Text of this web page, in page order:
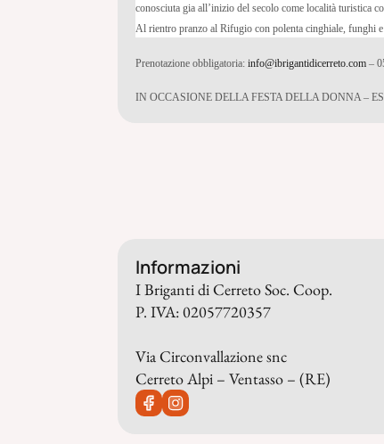
conosciuta gia all’inizio del secolo come località turistica
Al rientro pranzo al Rifugio con polenta cinghiale, funghi
Prenotazione obbligatoria: info@ibrigantidicerreto.com –
IN OCCASIONE DELLA FESTA DELLA DONNA –
Informazioni
I Briganti di Cerreto Soc. Coop.
P. IVA: 02057720357
Via Circonvallazione snc
Cerreto Alpi – Ventasso – (RE)